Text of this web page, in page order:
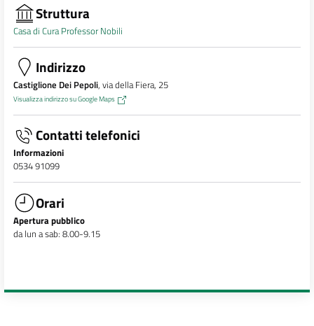
Struttura
Casa di Cura Professor Nobili
Indirizzo
Castiglione Dei Pepoli, via della Fiera, 25
Visualizza indirizzo su Google Maps
Contatti telefonici
Informazioni
0534 91099
Orari
Apertura pubblico
da lun a sab: 8.00-9.15